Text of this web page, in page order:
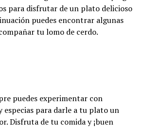
para disfrutar de un plato delicioso
puedes encontrar algunas
tu lomo de cerdo.
puedes experimentar con
especias para darle a tu plato un
Disfruta de tu comida y ¡buen